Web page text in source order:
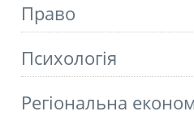
Право
Психологія
Регіональна